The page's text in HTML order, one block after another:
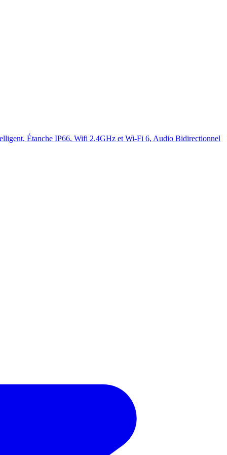
Étanche IP66, Wifi 2.4GHz et Wi-Fi 6, Audio Bidirectionnel